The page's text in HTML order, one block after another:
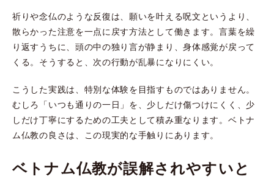
祈りや念仏のような反復は、願いを叶える呪文というより、
散らかった注意を一点に戻す方法として働きます。言葉を繰
り返すうちに、頭の中の独り言が静まり、身体感覚が戻って
くる。そうすると、次の行動が乱暴になりにくい。
こうした実践は、特別な体験を目指すものではありません。
むしろ「いつも通りの一日」を、少しだけ傷つけにくく、少
しだけ丁寧にするための工夫として積み重なります。ベトナ
ム仏教の良さは、この現実的な手触りにあります。
ベトナム仏教が誤解されやすいと